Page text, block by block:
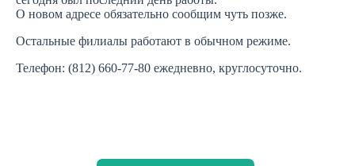
О новом адресе обязательно сообщим чуть позже.
Остальные филиалы работают в обычном режиме.
Телефон: (812) 660-77-80 ежедневно, круглосуточно.